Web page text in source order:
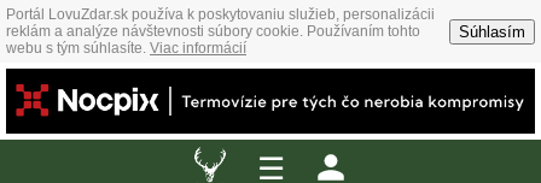
Portál LovuZdar.sk používa k poskytovaniu služieb, personalizácii
reklám a analýze návštevnosti súbory cookie. Používaním tohto
webu s tým súhlasíte. Viac informácií
Súhlasím
☰